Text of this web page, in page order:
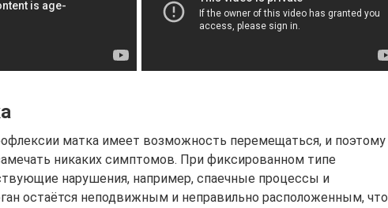
матка имеет возможность перемещаться, и поэтому
никаких симптомов. При фиксированном типе
нарушения, например, спаечные процессы и
остаётся неподвижным и неправильно расположенным, что